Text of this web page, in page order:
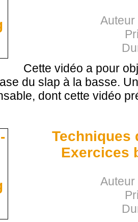
Auteur
Cette vidéo a pour
du slap à la basse.
dont cette vidéo
Techniques
Exercices
Auteur